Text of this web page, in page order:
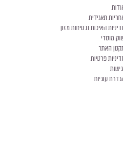
תאגידית
האיכות ובטיחות מזון
מוסדי
האתר
פרטיות
עוגיות